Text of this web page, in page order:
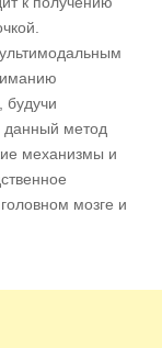
будучи
данный метод
механизмы и
мозге и